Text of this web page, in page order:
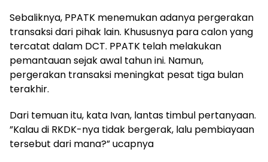
Sebaliknya, PPATK menemukan adanya pergerakan
transaksi dari pihak lain. Khususnya para calon yang
tercatat dalam DCT. PPATK telah melakukan
pemantauan sejak awal tahun ini. Namun,
pergerakan transaksi meningkat pesat tiga bulan
terakhir.
Dari temuan itu, kata Ivan, lantas timbul pertanyaan.
”Kalau di RKDK-nya tidak bergerak, lalu pembiayaan
tersebut dari mana?” ucapnya